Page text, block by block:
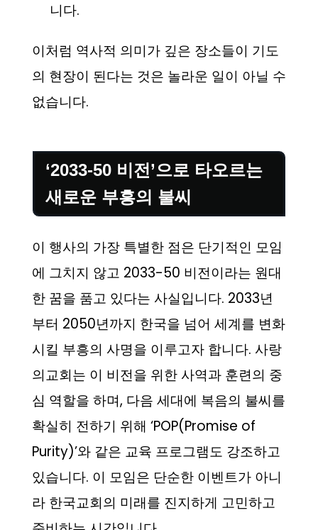
니다.
이처럼 역사적 의미가 깊은 장소들이 기도
의 현장이 된다는 것은 놀라운 일이 아닐 수
없습니다.
‘2033-50 비전’으로 타오르는
새로운 부흥의 불씨
이 행사의 가장 특별한 점은 단기적인 모임
에 그치지 않고 2033-50 비전이라는 원대
한 꿈을 품고 있다는 사실입니다. 2033년
부터 2050년까지 한국을 넘어 세계를 변화
시킬 부흥의 사명을 이루고자 합니다. 사랑
의교회는 이 비전을 위한 사역과 훈련의 중
심 역할을 하며, 다음 세대에 복음의 불씨를
확실히 전하기 위해 ‘POP(Promise of
Purity)’와 같은 교육 프로그램도 강조하고
있습니다. 이 모임은 단순한 이벤트가 아니
라 한국교회의 미래를 진지하게 고민하고